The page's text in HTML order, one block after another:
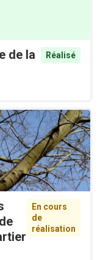
de la
Réalisé
En cours
de
réalisation